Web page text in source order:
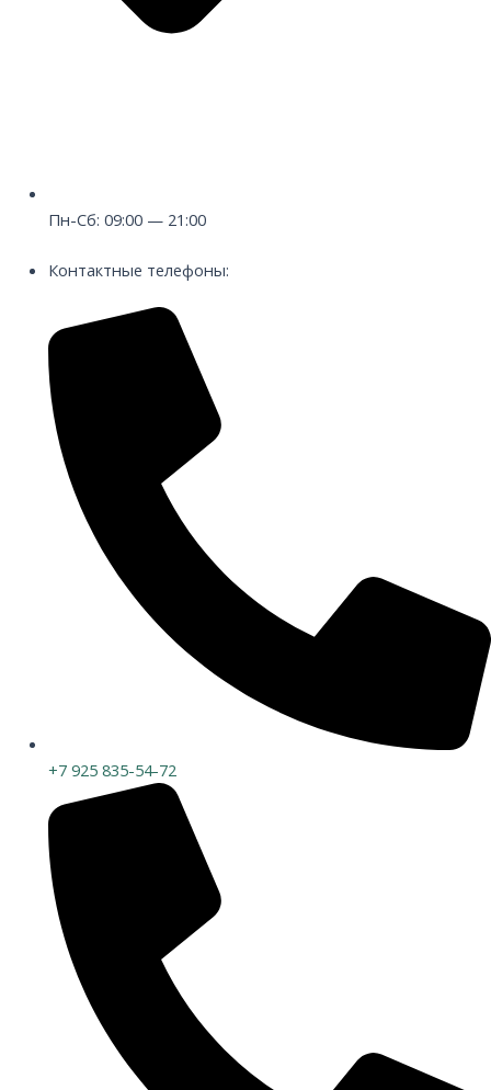
Пн-Сб: 09:00 — 21:00
Контактные телефоны:
+7 925 835-54-72